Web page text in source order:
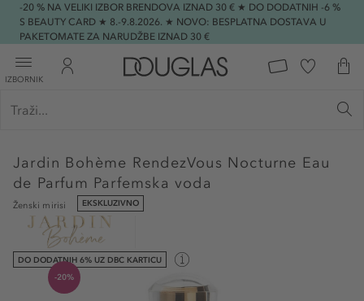
-20 % NA VELIKI IZBOR BRENDOVA IZNAD 30 € ★ DO DODATNIH -6 %
S BEAUTY CARD ★ 8.-9.8.2026. ★ NOVO: BESPLATNA DOSTAVA U
PAKETOMATE ZA NARUDŽBE IZNAD 30 €
IZBORNIK
Jardin Bohème RendezVous Nocturne Eau
de Parfum Parfemska voda
Ženski mirisi EKSKLUZIVNO
DO DODATNIH 6% UZ DBC KARTICU
-20%